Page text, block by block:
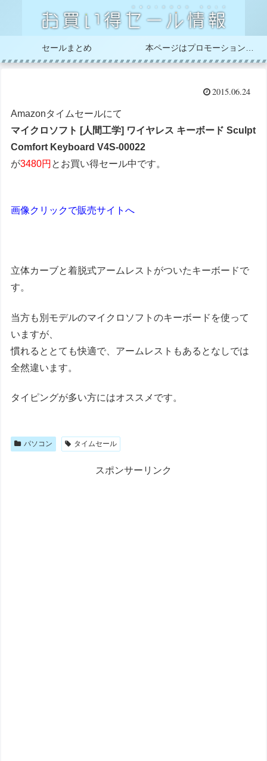
セールまとめ
2015.06.24
Amazonタイムセールにて
マイクロソフト [人間工学] ワイヤレス キーボード Sculpt
Comfort Keyboard V4S-00022
が3480円 とお買い得セール中です。
画像クリックで販売サイトへ
立体カーブと着脱式アームレストがついたキーボードで
す。
当方も別モデルのマイクロソフトのキーボードを使って
いますが、
慣れるととても快適で、アームレストもあるとなしでは
全然違います。
タイピングが多い方にはオススメです。
パソコン タイムセール
スポンサーリンク